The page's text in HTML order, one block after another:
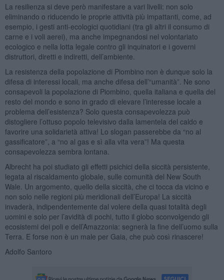
La resilienza si deve però manifestare a vari livelli: non solo
eliminando o riducendo le proprie attività più impattanti, come, ad
esempio, i gesti anti-ecologici quotidiani (tra gli altri il consumo di
carne e i voli aerei), ma anche impegnandosi nel volontariato
ecologico e nella lotta legale contro gli inquinatori e i governi
distruttori, diretti e indiretti, dell’ambiente.
La resistenza della popolazione di Piombino non è dunque solo la
difesa di interessi locali, ma anche difesa dell’“umanità”. Ne sono
consapevoli la popolazione di Piombino, quella italiana e quella del
resto del mondo e sono in grado di elevare l’interesse locale a
problema dell’esistenza? Solo questa consapevolezza può
distogliere l’ottuso popolo televisivo dalla lamentela del caldo e
favorire una solidarietà attiva! Lo slogan passerebbe da “no al
gassificatore”, a “no al gas e sì alla vita vera”! Ma questa
consapevolezza sembra lontana.
Albrecht ha poi studiato gli effetti psichici della siccità persistente,
legata al riscaldamento globale, sulle comunità del New South
Wale. Un argomento, quello della siccità, che ci tocca da vicino e
non solo nelle regioni più meridionali dell’Europa! La siccità
invaderà, indipendentemente dal volere della quasi totalità degli
uomini e solo per l’avidità di pochi, tutto il globo sconvolgendo gli
ecosistemi dei poli e dell’Amazzonia: segnerà la fine dell’uomo sulla
Terra. E forse non è un male per Gaia, che può così rinascere!
Adolfo Santoro